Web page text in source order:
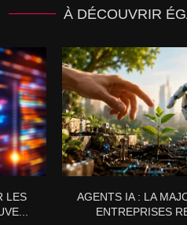
À DÉCOUVRIR
LES
AGENTS IA : LA
ENTREPRISES